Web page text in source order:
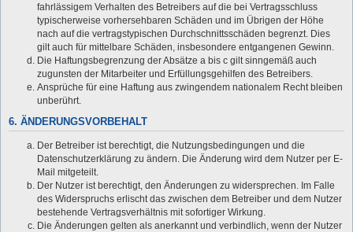
fahrlässigem Verhalten des Betreibers auf die bei Vertragsschluss
typischerweise vorhersehbaren Schäden und im Übrigen der Höhe
nach auf die vertragstypischen Durchschnittsschäden begrenzt. Dies
gilt auch für mittelbare Schäden, insbesondere entgangenen Gewinn.
Die Haftungsbegrenzung der Absätze a bis c gilt sinngemäß auch
zugunsten der Mitarbeiter und Erfüllungsgehilfen des Betreibers.
Ansprüche für eine Haftung aus zwingendem nationalem Recht bleiben
unberührt.
6. ÄNDERUNGSVORBEHALT
Der Betreiber ist berechtigt, die Nutzungsbedingungen und die
Datenschutzerklärung zu ändern. Die Änderung wird dem Nutzer per E-
Mail mitgeteilt.
Der Nutzer ist berechtigt, den Änderungen zu widersprechen. Im Falle
des Widerspruchs erlischt das zwischen dem Betreiber und dem Nutzer
bestehende Vertragsverhältnis mit sofortiger Wirkung.
Die Änderungen gelten als anerkannt und verbindlich, wenn der Nutzer